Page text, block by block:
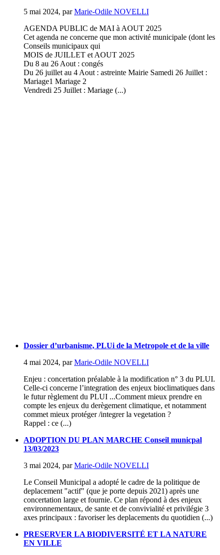
5 mai 2024, parMarie-Odile NOVELLI
AGENDA PUBLIC de MAI à AOUT 2025
Cet agenda ne concerne que mon activité municipale (dont les
Conseils municipaux qui
MOIS de JUILLET et AOUT 2025
Du 8 au 26 Aout : congés
Du 26 juillet au 4 Aout : astreinte Mairie Samedi 26 Juillet :
Mariage1 Mariage 2
Vendredi 25 Juillet : Mariage (...)
Dossier d’urbanisme, PLUi de la Metropole et de la ville
4 mai 2024, parMarie-Odile NOVELLI
Enjeu : concertation préalable à la modification n° 3 du PLUI.
Celle-ci concerne l’integration des enjeux bioclimatiques dans
le futur règlement du PLUI ...Comment mieux prendre en
compte les enjeux du derègement climatique, et notamment
commet mieux protéger /integrer la vegetation ?
Rappel : ce (...)
ADOPTION DU PLAN MARCHE Conseil municpal
13/03/2023
3 mai 2024, parMarie-Odile NOVELLI
Le Conseil Municipal a adopté le cadre de la politique de
deplacement "actif" (que je porte depuis 2021) après une
concertation large et fournie. Ce plan répond à des enjeux
environnementaux, de sante et de convivialité et privilégie 3
axes principaux : favoriser les deplacements du quotidien (...)
PRESERVER LA BIODIVERSITÉ ET LA NATURE
EN VILLE